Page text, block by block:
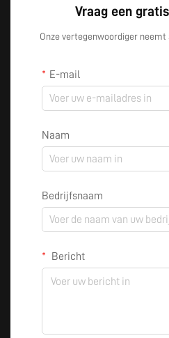
Vraag een
Onze vertegenwoordiger
E-mail
Naam
Bedrijfsnaam
Bericht